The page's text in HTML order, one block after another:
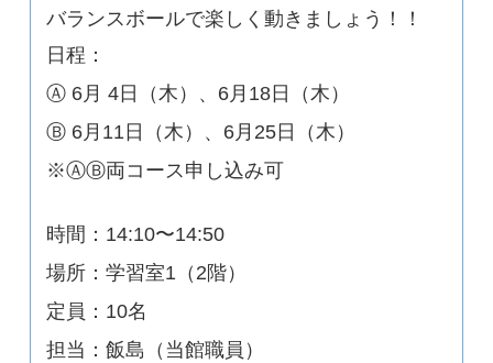
バランスボールで楽しく動きましょう！！
日程：
Ⓐ 6月 4日（木）、6月18日（木）
Ⓑ 6月11日（木）、6月25日（木）
※ⒶⒷ両コース申し込み可
時間：14:10〜14:50
場所：学習室1（2階）
定員：10名
担当：飯島（当館職員）